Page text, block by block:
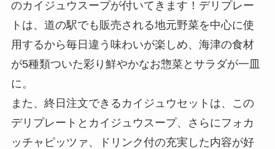
のカイジュウスープが付いてきます！デリプレー
トは、道の駅でも販売される地元野菜を中心に使
用するから毎日違う味わいが楽しめ、海津の食材
が5種類ついた彩り鮮やかなお惣菜とサラダが一皿
に。
また、終日注文できるカイジュウセットは、この
デリプレートとカイジュウスープ、さらにフォカ
ッチャピッツァ、ドリンク付の充実した内容が好